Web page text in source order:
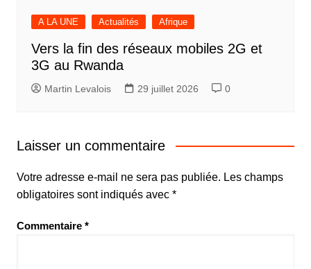
A LA UNE Actualités Afrique
Vers la fin des réseaux mobiles 2G et
3G au Rwanda
Martin Levalois 29 juillet 2026 0
Laisser un commentaire
Votre adresse e-mail ne sera pas publiée. Les champs
obligatoires sont indiqués avec *
Commentaire *